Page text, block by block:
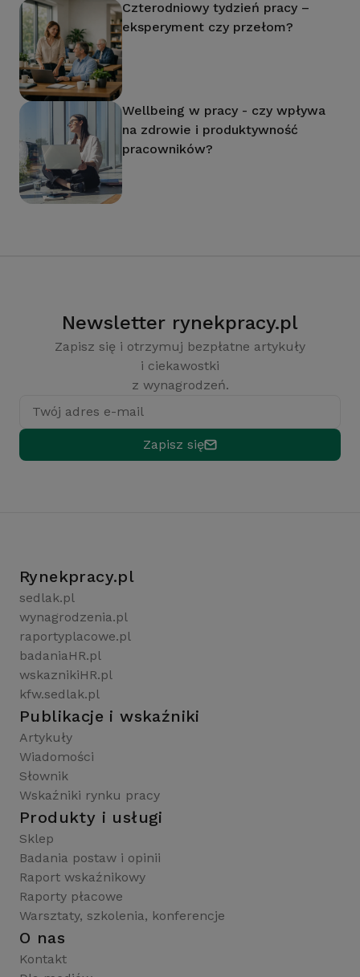
Czterodniowy tydzień pracy –
eksperyment czy przełom?
Wellbeing w pracy - czy wpływa
na zdrowie i produktywność
pracowników?
Newsletter rynekpracy.pl
Zapisz się i otrzymuj bezpłatne artykuły
i ciekawostki
z wynagrodzeń.
Twój adres e-mail
Zapisz się
Rynekpracy.pl
sedlak.pl
wynagrodzenia.pl
raportyplacowe.pl
badaniaHR.pl
wskaznikiHR.pl
kfw.sedlak.pl
Publikacje i wskaźniki
Artykuły
Wiadomości
Słownik
Wskaźniki rynku pracy
Produkty i usługi
Sklep
Badania postaw i opinii
Raport wskaźnikowy
Raporty płacowe
Warsztaty, szkolenia, konferencje
O nas
Kontakt